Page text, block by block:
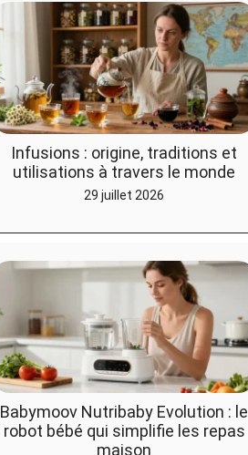
Infusions : origine, traditions et
utilisations à travers le monde
29 juillet 2026
Babymoov Nutribaby Evolution : le
robot bébé qui simplifie les repas
maison